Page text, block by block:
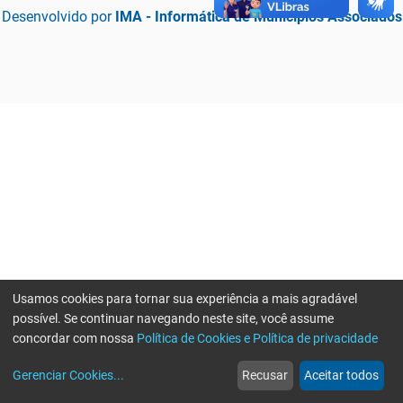
Desenvolvido por IMA - Informática de Municípios Associados
web
Notícias
more_horiz
Mais
Usamos cookies para tornar sua experiência a mais agradável
possível. Se continuar navegando neste site, você assume
concordar com nossa Política de Cookies e Política de privacidade
Gerenciar Cookies... Recusar Aceitar todos
Erro ao enviar informações, por favor tente novamente